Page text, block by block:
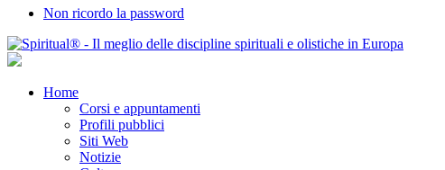
Non ricordo la password
Home
Corsi e appuntamenti
Profili pubblici
Siti Web
Notizie